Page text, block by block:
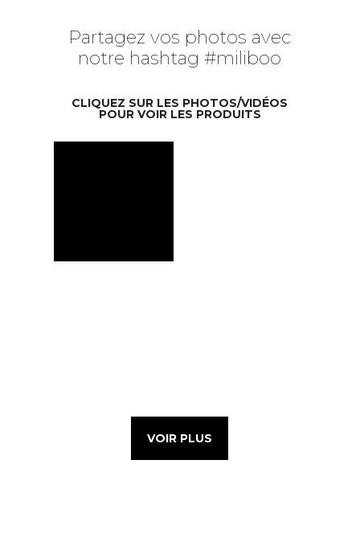
Partagez vos photos avec
notre hashtag #miliboo
CLIQUEZ SUR LES PHOTOS/VIDÉOS
POUR VOIR LES PRODUITS
VOIR PLUS